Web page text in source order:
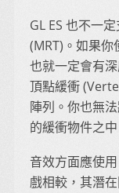
GL ES 也不一
(MRT)。如果
也就一定會有
頂點緩衝
陣列。你也無
的緩衝物件之中
音效方面應使
戲相較，其潛